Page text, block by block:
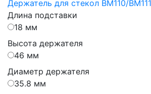
Держатель для стекол BM110/
Длина подставки
18 мм
Высота держателя
46 мм
Диаметр держателя
35.8 мм